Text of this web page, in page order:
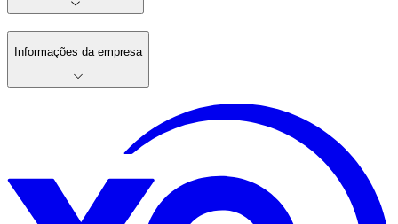
Informações da empresa